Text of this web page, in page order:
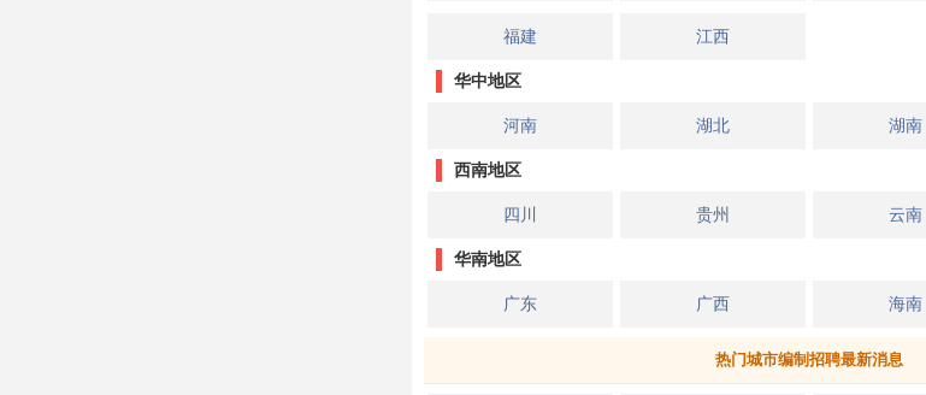
福建 江西
华中地区
河南 湖北 湖南
西南地区
四川 贵州 云南
华南地区
广东 广西 海南
热门城市编制招聘最新消息